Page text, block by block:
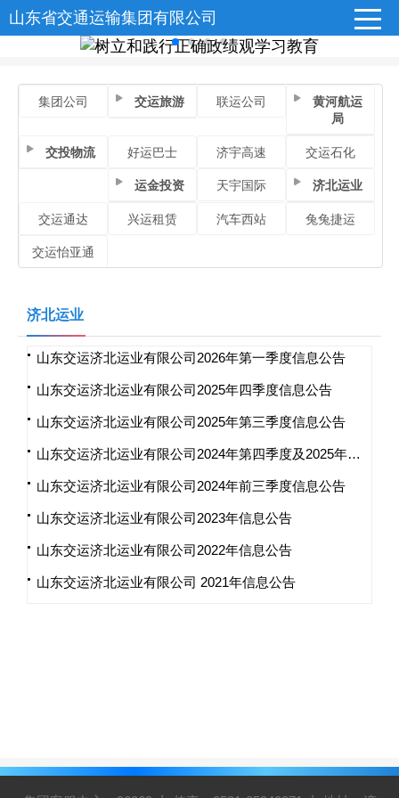
山东省交通运输集团有限公司
集团公司 交运旅游 联运公司
黄河航运
局
交投物流
好运巴士 济宇高速
交运石化
运金投资
天宇国际
济北运业
交运通达
兴运租赁 汽车西站
兔兔捷运
交运怡亚通
济北运业
山东交运济北运业有限公司2026年第一季度信息公告
山东交运济北运业有限公司2025年四季度信息公告
山东交运济北运业有限公司2025年第三季度信息公告
山东交运济北运业有限公司2024年第四季度及2025年第一、二季度信息公告
山东交运济北运业有限公司2024年前三季度信息公告
山东交运济北运业有限公司2023年信息公告
山东交运济北运业有限公司2022年信息公告
山东交运济北运业有限公司 2021年信息公告